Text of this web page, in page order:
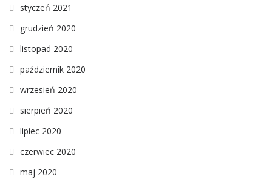
styczeń 2021
grudzień 2020
listopad 2020
październik 2020
wrzesień 2020
sierpień 2020
lipiec 2020
czerwiec 2020
maj 2020